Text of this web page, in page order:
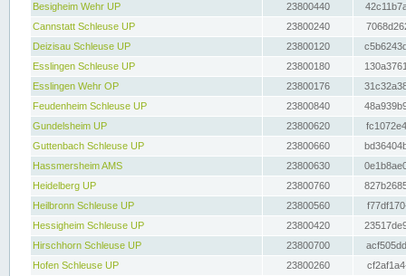
Besigheim Wehr UP
23800440
Cannstatt Schleuse UP
23800240
Deizisau Schleuse UP
23800120
Esslingen Schleuse UP
23800180
Esslingen Wehr OP
23800176
Feudenheim Schleuse UP
23800840
Gundelsheim UP
23800620
Guttenbach Schleuse UP
23800660
Hassmersheim AMS
23800630
Heidelberg UP
23800760
Heilbronn Schleuse UP
23800560
Hessigheim Schleuse UP
23800420
Hirschhorn Schleuse UP
23800700
Hofen Schleuse UP
23800260